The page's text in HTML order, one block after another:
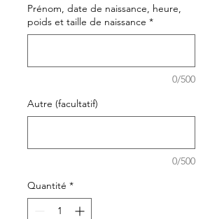
Prénom, date de naissance, heure,
poids et taille de naissance *
0/500
Autre (facultatif)
0/500
Quantité *